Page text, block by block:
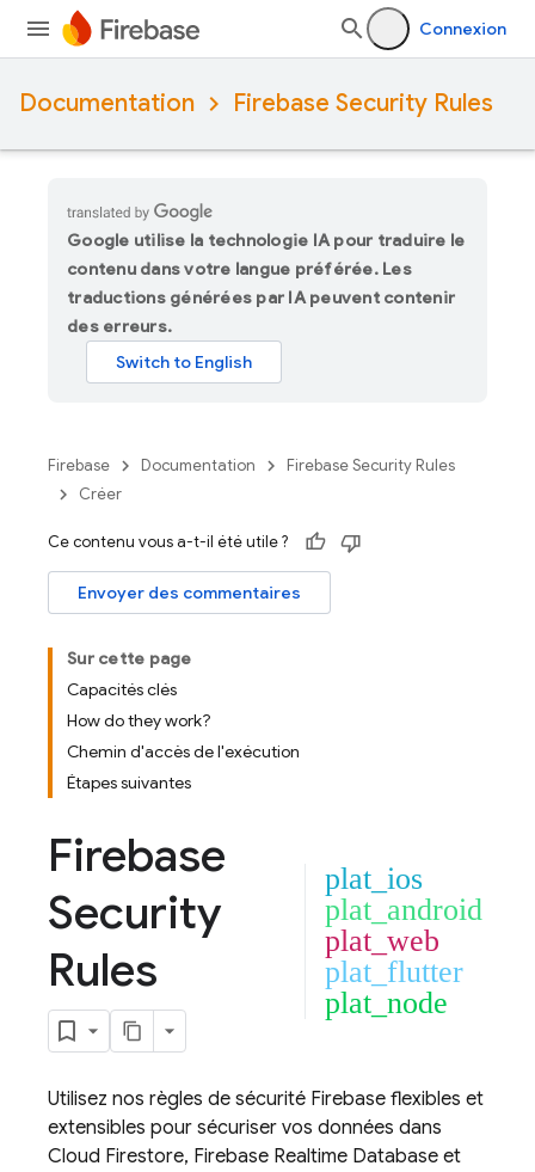
Connexion
Documentation Firebase Security Rules
Google utilise la technologie IA pour traduire le
contenu dans votre langue préférée. Les
traductions générées par IA peuvent contenir
des erreurs.
Firebase Documentation
Firebase Security Rules
Créer
Ce contenu vous a-t-il été utile ?
Envoyer des commentaires
Sur cette page
Capacités clés
How do they work?
Chemin d'accès de l'exécution
Étapes suivantes
Firebase
Security
Rules
plat_ios
plat_android
plat_web
plat_flutter
plat_node
Utilisez nos règles de sécurité Firebase flexibles et
extensibles pour sécuriser vos données dans
Cloud Firestore, Firebase Realtime Database et